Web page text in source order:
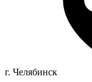
г. Челябинск